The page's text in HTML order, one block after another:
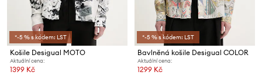
*-5 % s kódem: LST
Košile Desigual MOTO
Aktuální cena:
1399 Kč
*-5 % s kódem: LST
Bavlněná košile Desigual COLOR
Aktuální cena:
1299 Kč